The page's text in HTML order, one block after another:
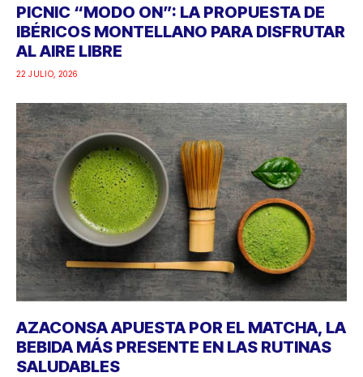
PICNIC “MODO ON”: LA PROPUESTA DE
IBÉRICOS MONTELLANO PARA DISFRUTAR
AL AIRE LIBRE
22 JULIO, 2026
AZACONSA APUESTA POR EL MATCHA, LA
BEBIDA MÁS PRESENTE EN LAS RUTINAS
SALUDABLES